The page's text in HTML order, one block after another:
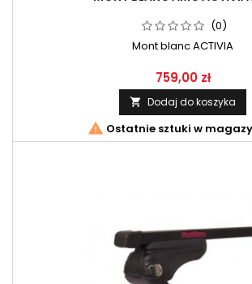
(0)
Mont blanc ACTIVIA
759,00 zł
 Dodaj do koszyka
 Ostatnie sztuki w